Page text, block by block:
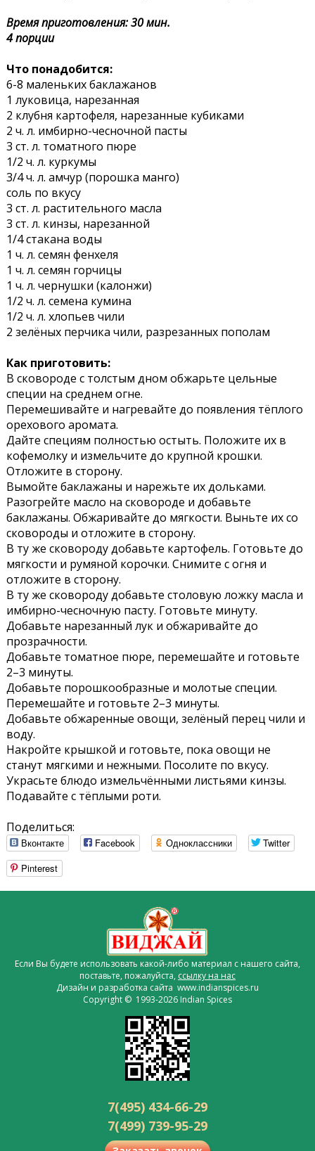
Время приготовления: 30 мин.
4 порции
Что понадобится:
6-8 маленьких баклажанов
1 луковица, нарезанная
2 клубня картофеля, нарезанные кубиками
2 ч. л. имбирно-чесночной пасты
3 ст. л. томатного пюре
1/2 ч. л. куркумы
3/4 ч. л. амчур (порошка манго)
соль по вкусу
3 ст. л. растительного масла
3 ст. л. кинзы, нарезанной
1/4 стакана воды
1 ч. л. семян фенхеля
1 ч. л. семян горчицы
1 ч. л. чернушки (калонжи)
1/2 ч. л. семена кумина
1/2 ч. л. хлопьев чили
2 зелёных перчика чили, разрезанных пополам
Как приготовить:
В сковороде с толстым дном обжарьте цельные
специи на среднем огне.
Перемешивайте и нагревайте до появления тёплого
орехового аромата.
Дайте специям полностью остыть. Положите их в
кофемолку и измельчите до крупной крошки.
Отложите в сторону.
Вымойте баклажаны и нарежьте их дольками.
Разогрейте масло на сковороде и добавьте
баклажаны. Обжаривайте до мягкости. Выньте их со
сковороды и отложите в сторону.
В ту же сковороду добавьте картофель. Готовьте до
мягкости и румяной корочки. Снимите с огня и
отложите в сторону.
В ту же сковороду добавьте столовую ложку масла и
имбирно-чесночную пасту. Готовьте минуту.
Добавьте нарезанный лук и обжаривайте до
прозрачности.
Добавьте томатное пюре, перемешайте и готовьте
2–3 минуты.
Добавьте порошкообразные и молотые специи.
Перемешайте и готовьте 2–3 минуты.
Добавьте обжаренные овощи, зелёный перец чили и
воду.
Накройте крышкой и готовьте, пока овощи не
станут мягкими и нежными. Посолите по вкусу.
Украсьте блюдо измельчёнными листьями кинзы.
Подавайте с тёплыми роти.
Поделиться:
Вконтакте Facebook Одноклассники
Twitter
Pinterest
Если Вы будете использовать какой-либо материал с нашего сайта,
поставьте, пожалуйста, ссылку на нас
Дизайн и разработка сайта www.indianspices.ru
Copyright © 1993-2026 Indian Spices
7(495) 434-66-29
7(499) 739-95-29